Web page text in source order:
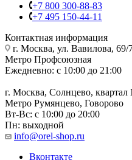
+7 800 300-88-83
+7 495 150-44-11
Контактная информация
г. Москва, ул. Вавилова, 69/
Метро Профсоюзная
Ежедневно: с 10:00 до 21:00
г. Москва, Солнцево,
Метро Румянцево, Говорово
Вт-Вс: с 10:00 до 20:00
Пн: выходной
info@orel-shop.ru
Вконтакте